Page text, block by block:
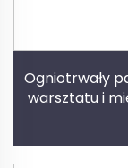
Ogniotrwały
warsztatu i